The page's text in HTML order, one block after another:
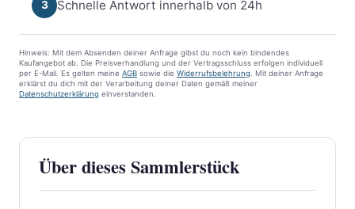
3 Schnelle Antwort innerhalb von 24h
Hinweis: Mit dem Absenden deiner Anfrage gibst du noch kein bindendes
Kaufangebot ab. Die Preisverhandlung und der Vertragsschluss erfolgen individuell
per E-Mail. Es gelten meine AGB sowie die Widerrufsbelehrung . Mit deiner Anfrage
erklärst du dich mit der Verarbeitung deiner Daten gemäß meiner
Datenschutzerklärung einverstanden.
Über dieses Sammlerstück